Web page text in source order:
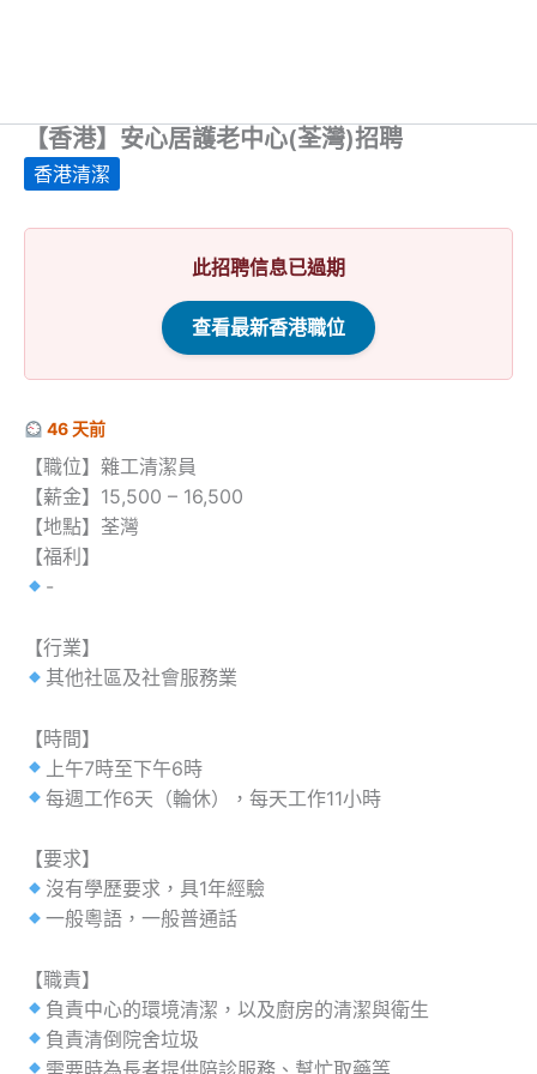
【香港】安心居護老中心(荃灣)招聘
香港清潔
此招聘信息已過期
查看最新香港職位
46 天前
【職位】雜工清潔員
【薪金】15,500 – 16,500
【地點】荃灣
【福利】
-
【行業】
其他社區及社會服務業
【時間】
上午7時至下午6時
每週工作6天（輪休），每天工作11小時
【要求】
沒有學歷要求，具1年經驗
一般粵語，一般普通話
【職責】
負責中心的環境清潔，以及廚房的清潔與衛生
負責清倒院舍垃圾
需要時為長者提供陪診服務、幫忙取藥等